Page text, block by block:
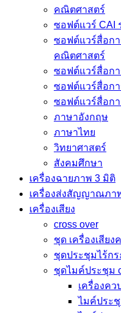
คณิตศาสตร์
ซอฟต์แวร์ CAI
ซอฟต์แวร์สื่อกา
คณิตศาสตร์
ซอฟต์แวร์สื่อกา
ซอฟต์แวร์สื่อก
ซอฟต์แวร์สื่อกา
ภาษาอังกฤษ
ภาษาไทย
วิทยาศาสตร์
สังคมศึกษา
เครื่องฉายภาพ 3 มิติ
เครื่องส่งสัญญาณภา
เครื่องเสียง
cross over
ชุด เครื่องเสียง
ชุดประชุมไร้กร
ชุดไมค์ประชุม
เครื่องค
ไมค์ประชุ